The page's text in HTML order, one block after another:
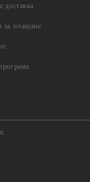
доставка
за плащане